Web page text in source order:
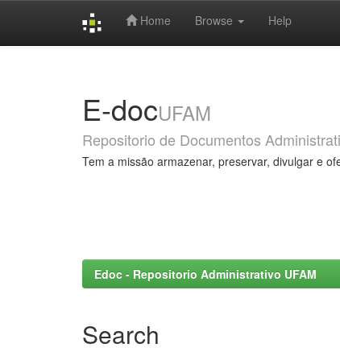
Home Browse Help
E-docUFAM
Repositorio de Documentos
Tem a missão armazenar, preservar, divulgar e
Edoc - Repositorio Administrativo UFAM
Search